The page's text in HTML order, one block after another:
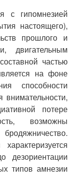
с гипомнезией
настоящего),
прошлого и
двигательным
частью
на фоне
способности
потере
возможны
дезориентации
типов амнезии